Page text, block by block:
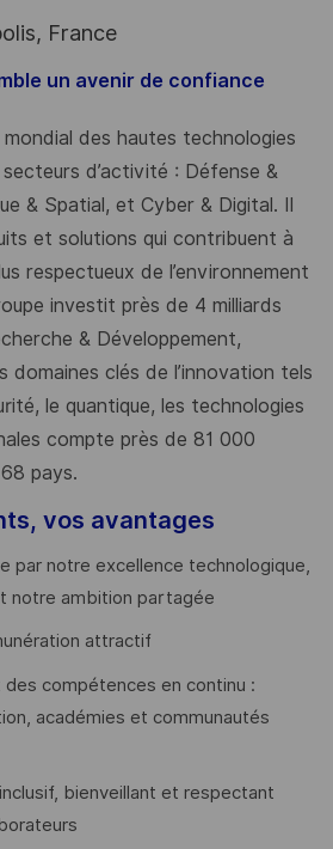
France
un avenir de confiance
des hautes technologies
d’activité : Défense &
& Spatial, et Cyber & Digital. Il
et solutions qui contribuent à
respectueux de l’environnement
investit près de 4 milliards
& Développement,
domaines clés de l’innovation tels
le quantique, les technologies
compte près de 81 000
pays.
vos avantages
par notre excellence technologique,
notre ambition partagée
attractif
compétences en continu :
académies et communautés
bienveillant et respectant